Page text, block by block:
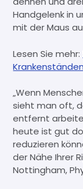
Handgelenk in
mit der Maus
Lesen Sie mehr:
„Wenn
sieht man oft,
entfernt
heute ist gut
reduzieren
der Nähe Ihrer
Nottingham,